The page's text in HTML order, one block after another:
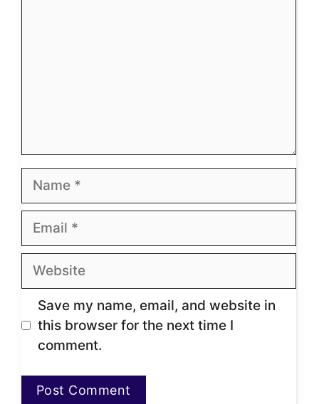
Name
Email
Website
Save my name, email, and website in
this browser for the next time I
comment.